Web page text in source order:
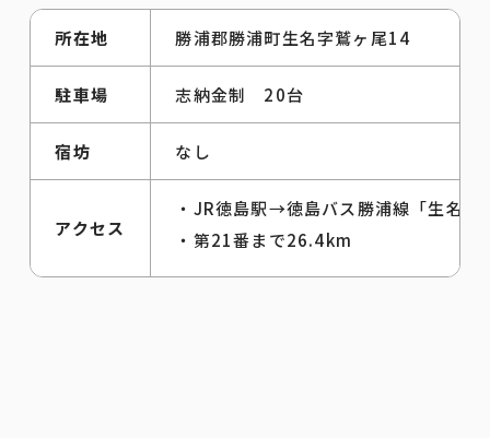
所在地 勝浦郡勝浦町生名字鷲ヶ尾14
駐車場 志納金制 20台
宿坊 なし
アクセス
・JR徳島駅→徳島バス勝浦線「生名
・第21番まで26.4km